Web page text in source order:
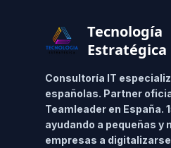
Tecnología
Estratégica
Consultoría IT
españolas. Partner
Teamleader en España.
ayudando a pequeñas y
empresas a